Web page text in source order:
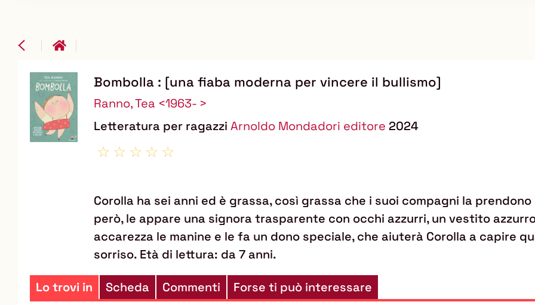
Dettaglio
del
documento
Bombolla : [una fiaba moderna per vincere il bullismo]
Ranno, Tea <1963- >
Letteratura per ragazzi Arnoldo Mondadori editore 2024
Corolla ha sei anni ed è grassa, così grassa che i suoi compagni la
però, le appare una signora trasparente con occhi azzurri, un vestito
accarezza le manine e le fa un dono speciale, che aiuterà Corolla a capire
sorriso. Età di lettura: da 7 anni.
Lo trovi in Scheda Commenti Forse ti può interessare